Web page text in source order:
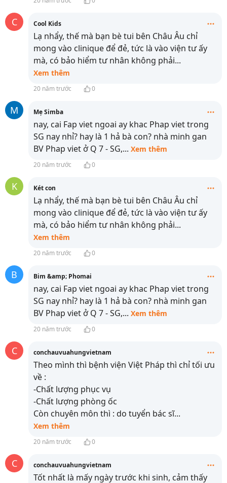
C Cool Kids
Lạ nhẩy, thế mà bạn bè tui bên Châu Âu chỉ
mong vào clinique để đẻ, tức là vào viện tư ấy
mà, có bảo hiểm tư nhân không phải...
Xem thêm
20 năm trước 0
M Mẹ Simba
nay, cai Fap viet ngoai ay khac Phap viet trong
SG nay nhỉ? hay là 1 hả bà con? nhà minh gan
BV Phap viet ở Q 7 - SG,... Xem thêm
20 năm trước 0
K Két con
Lạ nhẩy, thế mà bạn bè tui bên Châu Âu chỉ
mong vào clinique để đẻ, tức là vào viện tư ấy
mà, có bảo hiểm tư nhân không phải...
Xem thêm
20 năm trước 0
B Bim &amp; Phomai
nay, cai Fap viet ngoai ay khac Phap viet trong
SG nay nhỉ? hay là 1 hả bà con? nhà minh gan
BV Phap viet ở Q 7 - SG,... Xem thêm
20 năm trước 0
C conchauvuahungvietnam
Theo mình thì bệnh viện Việt Pháp thì chỉ tối ưu
về :
-Chất lượng phục vụ
-Chất lượng phòng ốc
Còn chuyên môn thì : do tuyển bác sĩ...
Xem thêm
20 năm trước 0
C conchauvuahungvietnam
Tốt nhất là mấy ngày trước khi sinh, cảm thấy